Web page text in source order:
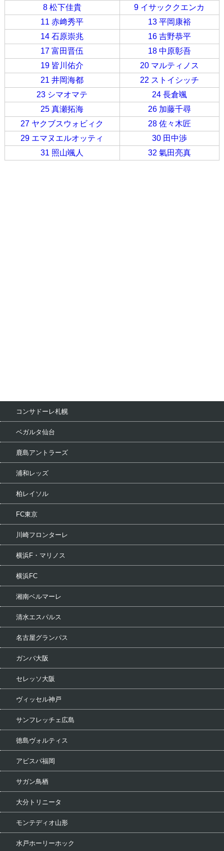
8 松下佳貴
9 イサッククエンカ
11 赤﨑秀平
13 平岡康裕
14 石原崇兆
16 吉野恭平
17 富田晋伍
18 中原彰吾
19 皆川佑介
20 マルティノス
21 井岡海都
22 ストイシッチ
23 シマオマテ
24 長倉颯
25 真瀬拓海
26 加藤千尋
27 ヤクブスウォビィク
28 佐々木匠
29 エマヌエルオッティ
30 田中渉
31 照山颯人
32 氣田亮真
コンサドーレ札幌
ベガルタ仙台
鹿島アントラーズ
浦和レッズ
柏レイソル
FC東京
川崎フロンターレ
横浜F・マリノス
横浜FC
湘南ベルマーレ
清水エスパルス
名古屋グランパス
ガンバ大阪
セレッソ大阪
ヴィッセル神戸
サンフレッチェ広島
徳島ヴォルティス
アビスパ福岡
サガン鳥栖
大分トリニータ
モンテディオ山形
水戸ホーリーホック